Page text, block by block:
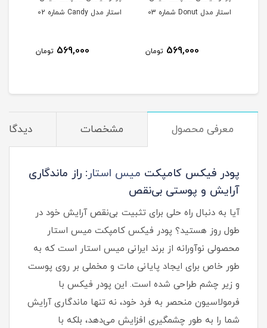
استار مدل Donut شماره 03
569,000 تومان
استار مدل Candy شماره 02
569,000 تومان
معرفی محصول مشخصات
پودر فیکس کامپکت میس استار: راز ماندگاری
آرایش و پوستی بی‌نقص
آیا به دنبال راه حلی برای تثبیت بی‌نقص آرایش خود در
طول روز هستید؟ پودر فیکس کامپکت میس استار
محصولی نوآورانه از برند ایرانی میس استار است که به
طور خاص برای ایجاد پایانی مات و مخملی بر روی پوست
و زیر چشم طراحی شده است. این پودر فیکس با
فرمولاسیون منحصر به‌ فرد خود، نه تنها ماندگاری آرایش
شما را به طور چشمگیری افزایش می‌دهد، بلکه با